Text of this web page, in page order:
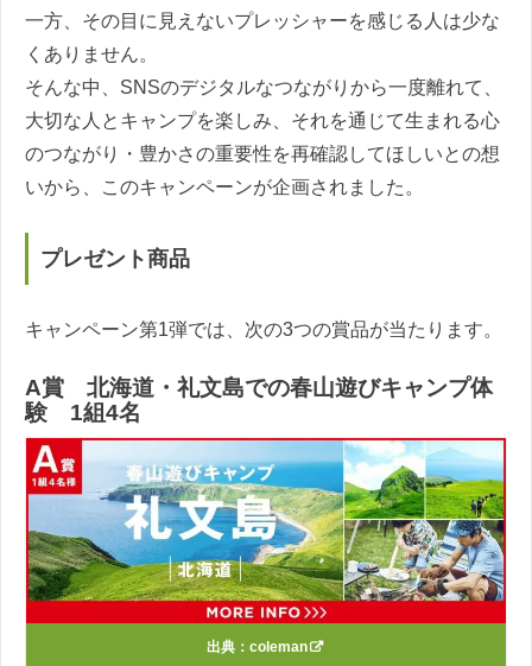
一方、その目に見えないプレッシャーを感じる人は少な
くありません。
そんな中、SNSのデジタルなつながりから一度離れて、
大切な人とキャンプを楽しみ、それを通じて生まれる心
のつながり・豊かさの重要性を再確認してほしいとの想
いから、このキャンペーンが企画されました。
プレゼント商品
キャンペーン第1弾では、次の3つの賞品が当たります。
A賞 北海道・礼文島での春山遊びキャンプ体
験 1組4名
出典： coleman